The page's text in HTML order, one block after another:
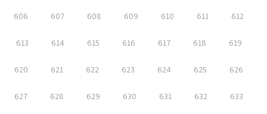
606 607 608 609 610 611 612
613 614 615 616 617 618 619
620 621 622 623 624 625 626
627 628 629 630 631 632 633